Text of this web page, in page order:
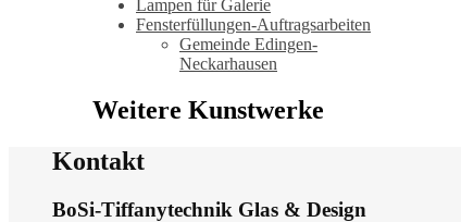
Lampen für Galerie
Fensterfüllungen-Auftragsarbeiten
Gemeinde Edingen-
Neckarhausen
Weitere Kunstwerke
Kontakt
BoSi-Tiffanytechnik Glas & Design